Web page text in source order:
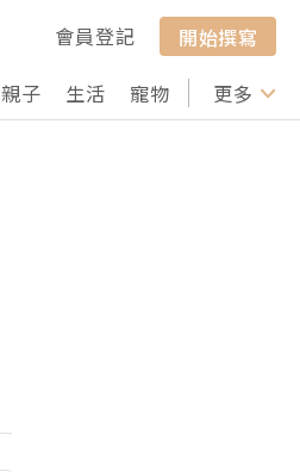
會員登記
開始撰寫
親子 生活 寵物 行山 打卡
更多